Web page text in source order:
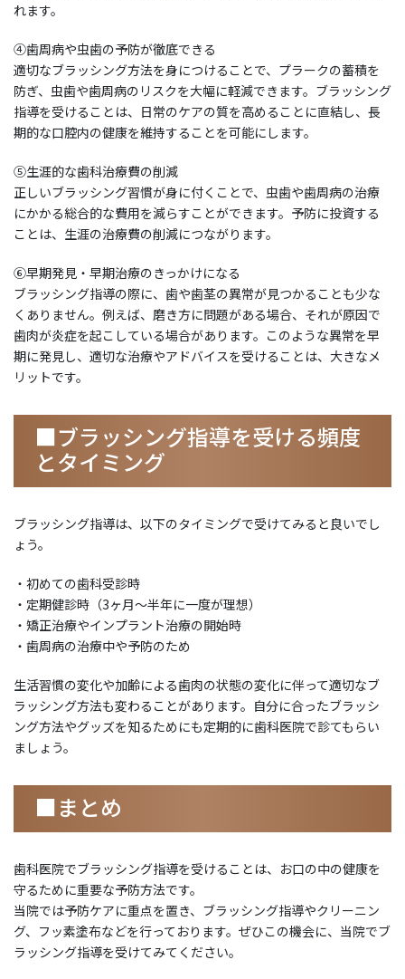
れます。
④歯周病や虫歯の予防が徹底できる
適切なブラッシング方法を身につけることで、プラークの蓄積を
防ぎ、虫歯や歯周病のリスクを大幅に軽減できます。ブラッシング
指導を受けることは、日常のケアの質を高めることに直結し、長
期的な口腔内の健康を維持することを可能にします。
⑤生涯的な歯科治療費の削減
正しいブラッシング習慣が身に付くことで、虫歯や歯周病の治療
にかかる総合的な費用を減らすことができます。予防に投資する
ことは、生涯の治療費の削減につながります。
⑥早期発見・早期治療のきっかけになる
ブラッシング指導の際に、歯や歯茎の異常が見つかることも少な
くありません。例えば、磨き方に問題がある場合、それが原因で
歯肉が炎症を起こしている場合があります。このような異常を早
期に発見し、適切な治療やアドバイスを受けることは、大きなメ
リットです。
■ブラッシング指導を受ける頻度
とタイミング
ブラッシング指導は、以下のタイミングで受けてみると良いでし
ょう。
・初めての歯科受診時
・定期健診時（3ヶ月〜半年に一度が理想）
・矯正治療やインプラント治療の開始時
・歯周病の治療中や予防のため
生活習慣の変化や加齢による歯肉の状態の変化に伴って適切なブ
ラッシング方法も変わることがあります。自分に合ったブラッシ
ング方法やグッズを知るためにも定期的に歯科医院で診てもらい
ましょう。
■まとめ
歯科医院でブラッシング指導を受けることは、お口の中の健康を
守るために重要な予防方法です。
当院では予防ケアに重点を置き、ブラッシング指導やクリーニン
グ、フッ素塗布などを行っております。ぜひこの機会に、当院でブ
ラッシング指導を受けてみてください。